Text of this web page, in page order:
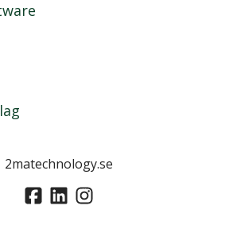
2matechnology.se